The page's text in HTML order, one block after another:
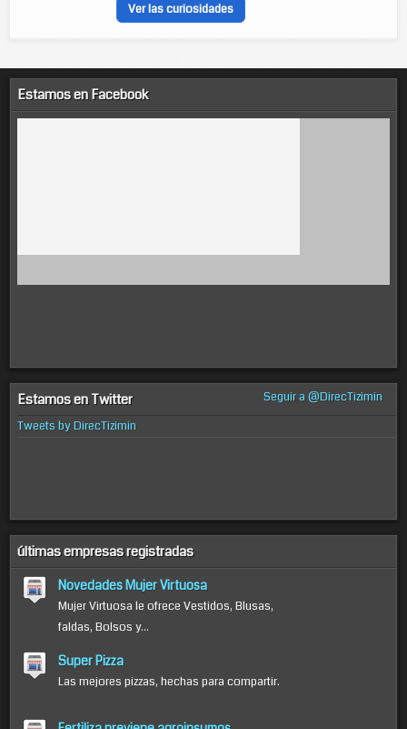
Ver las curiosidades
Estamos en Facebook
Estamos en Twitter
Seguir a @DirecTizimin
Tweets by DirecTizimin
últimas empresas registradas
Novedades Mujer Virtuosa
Mujer Virtuosa le ofrece Vestidos, Blusas,
faldas, Bolsos y...
Super Pizza
Las mejores pizzas, hechas para compartir.